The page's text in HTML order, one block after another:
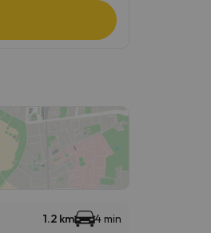
1.2 km 4 min